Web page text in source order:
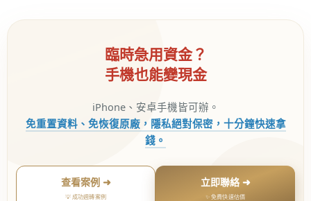
臨時急用資金？
手機也能變現金
iPhone、安卓手機皆可辦。
免重置資料、免恢復原廠，隱私絕對保密，十分鐘快速拿
錢。
查看案例 ➜
💡 成功週轉案例
立即聯絡 ➜
✨ 免費快速估價